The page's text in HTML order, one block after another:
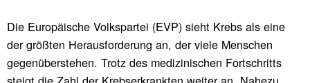
Die Europäische Volkspartei (EVP) sieht Krebs als eine
der größten Herausforderung an, der viele Menschen
gegenüberstehen. Trotz des medizinischen Fortschritts